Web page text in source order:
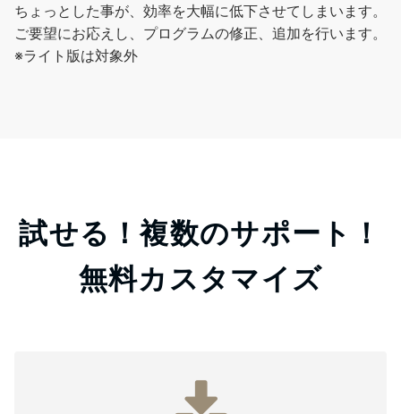
ちょっとした事が、効率を大幅に低下させてしまいます。
ご要望にお応えし、プログラムの修正、追加を行います。
※ライト版は対象外
試せる！複数のサポート！
無料カスタマイズ